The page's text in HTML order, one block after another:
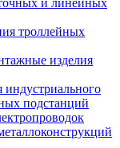
и линейных
троллейных
изделия
индустриального
подстанций